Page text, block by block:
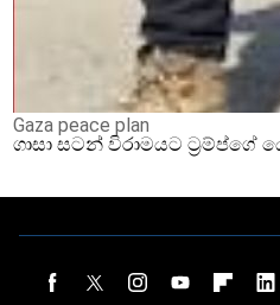
Gaza peace plan
ගාසා සටන් විරාමයට ට්‍රම්ප්ගේ